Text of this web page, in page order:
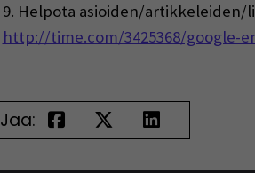
Helpota asioiden/artikkeleiden/
http://time.com/3425368/google-
Jaa: